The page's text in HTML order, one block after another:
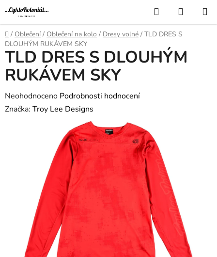
Přejít
na
obsah
Hledat
KOŠÍK
Domů
/ Oblečení / Oblečení na kolo / Dresy volné / TLD DRES S
DLOUHÝM RUKÁVEM SKY
TLD DRES S DLOUHÝM
RUKÁVEM SKY
Průměrné
hodnocení
Neohodnoceno Podrobnosti hodnocení
Značka: Troy Lee Designs